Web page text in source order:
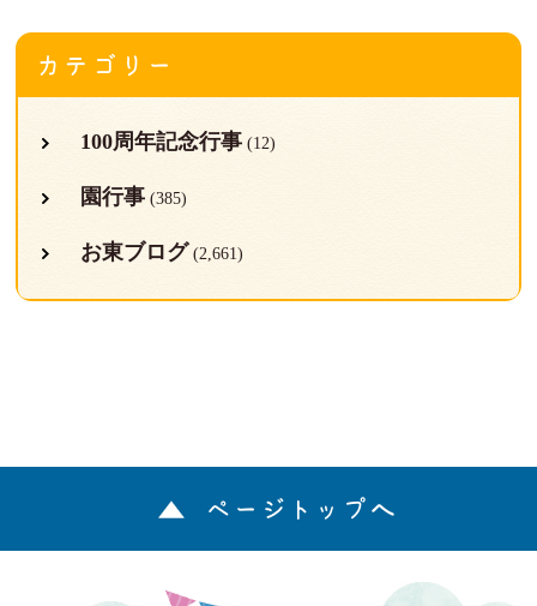
カテゴリー
100周年記念行事(12)
園行事(385)
お東ブログ (2,661)
ページトップへ